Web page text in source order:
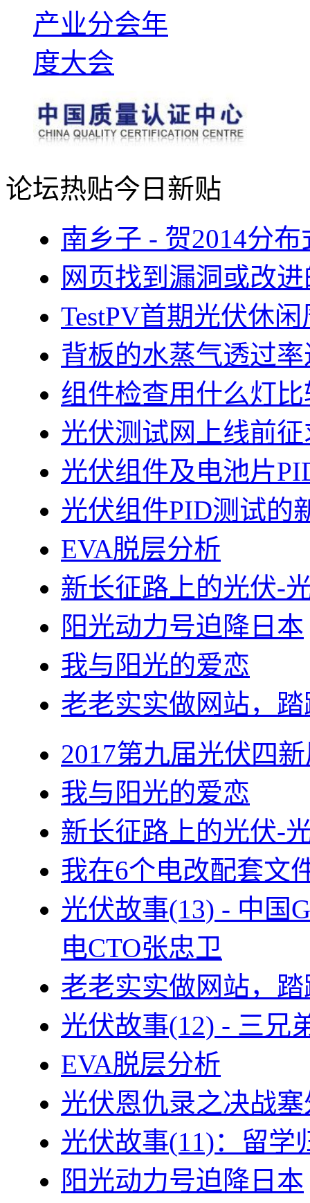
论坛热贴今日新贴
南乡子 - 贺2014分
网页找到漏洞或改
TestPV首期光伏休
背板的水蒸气透过
组件检查用什么灯
光伏测试网上线前
光伏组件及电池片
光伏组件PID测试的
EVA脱层分析
新长征路上的光伏-
阳光动力号迫降日本
我与阳光的爱恋
老老实实做网站，
2017第九届光伏四
我与阳光的爱恋
新长征路上的光伏-
我在6个电改配套文
光伏故事(13) - 中国
电CTO张忠卫
老老实实做网站，
光伏故事(12) - 三兄
EVA脱层分析
光伏恩仇录之决战
光伏故事(11)：留学
阳光动力号迫降日本